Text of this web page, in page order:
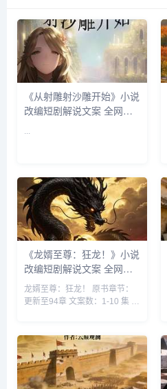
《从射雕射沙雕开始》小说
改编短剧解说文案 全网独
...
《龙婿至尊：狂龙！》小说
改编短剧解说文案 全网独
家下载
龙婿至尊：狂龙！ 原书章节：
更新至94章 文案数：1-10 集 类